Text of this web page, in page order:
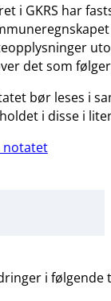
i GKRS har
det som
bør leses i
i disse i
notatet
i følgende